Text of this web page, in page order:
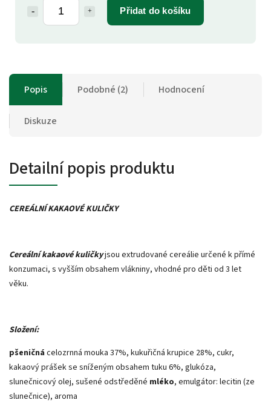
Přidat do košíku
Popis Podobné (2) Hodnocení
Diskuze
Detailní popis produktu
CEREÁLNÍ KAKAOVÉ KULIČKY
Cereální kakaové kuličkyjsou extrudované cereálie určené k přímé
konzumaci, s vyšším obsahem vlákniny, vhodné pro děti od 3 let
věku.
Složení:
pšeničná celozrnná mouka 37%, kukuřičná krupice 28%, cukr,
kakaový prášek se sníženým obsahem tuku 6%, glukóza,
slunečnicový olej, sušené odstředěné mléko, emulgátor: lecitin (ze
slunečnice), aroma